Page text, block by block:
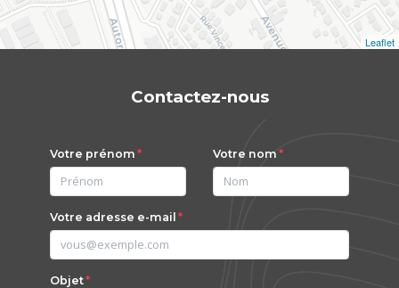
Leaflet
Contactez-nous
Votre prénom Votre nom
Votre adresse e-mail
Objet